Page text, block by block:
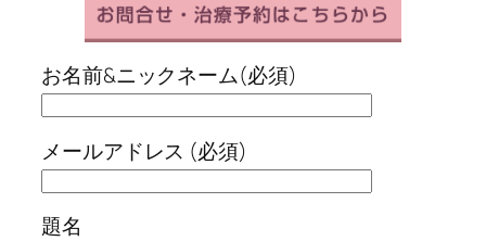
お名前&ニックネーム(必須)
メールアドレス (必須)
題名